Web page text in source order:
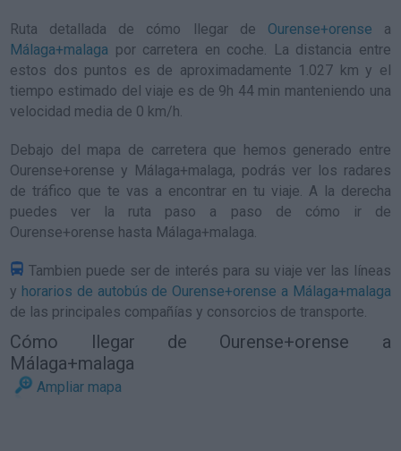
Ruta detallada de cómo llegar de Ourense+orense a
Málaga+malaga por carretera en coche. La distancia entre
estos dos puntos es de aproximadamente 1.027 km y el
tiempo estimado del viaje es de 9h 44 min manteniendo una
velocidad media de 0 km/h.
Debajo del mapa de carretera que hemos generado entre
Ourense+orense y Málaga+malaga, podrás ver los radares
de tráfico que te vas a encontrar en tu viaje. A la derecha
puedes ver la ruta paso a paso de cómo ir de
Ourense+orense hasta Málaga+malaga.
Tambien puede ser de interés para su viaje ver las líneas
y horarios de autobús de Ourense+orense a Málaga+malaga
de las principales compañías y consorcios de transporte.
Cómo llegar de Ourense+orense a
Málaga+malaga
Ampliar mapa